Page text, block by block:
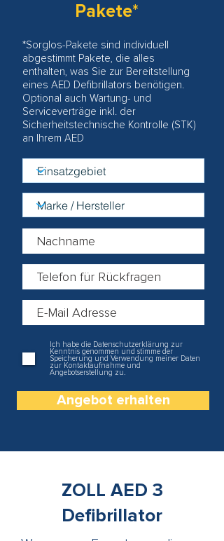
Pakete*
*Sorglos-Pakete sind individuell
abgestimmt Pakete, die alles
enthalten, was Sie zur Bereitstellung
eines AED Defibrillators benötigen.
Optional auch Wartung- und
Serviceverträge inkl. der
Sicherheitstechnische Kontrolle (STK)
an Ihrem AED
Ich habe die Datenschutzerklärung zur
Kenntnis genommen und stimme der
Speicherung und Verwendung meiner Daten
zur Kontaktaufnahme und
Angebotserstellung zu.
Angebot erhalten
ZOLL AED 3
Defibrillator